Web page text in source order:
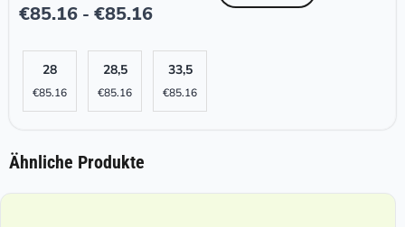
€85.16 - €85.16
28
€85.16
28,5
€85.16
33,5
€85.16
Ähnliche Produkte